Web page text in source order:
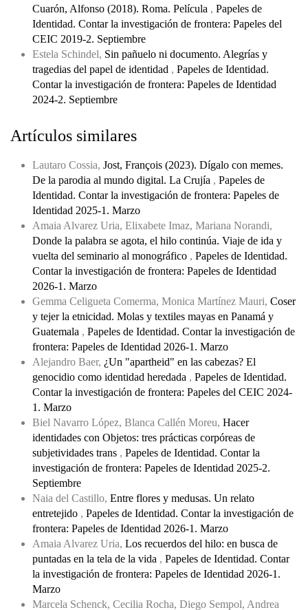
Cuarón, Alfonso (2018). Roma. Película , Papeles de
Identidad. Contar la investigación de frontera: Papeles del
CEIC 2019-2. Septiembre
Estela Schindel, Sin pañuelo ni documento. Alegrías y
tragedias del papel de identidad , Papeles de Identidad.
Contar la investigación de frontera: Papeles de Identidad
2024-2. Septiembre
Artículos similares
Lautaro Cossia, Jost, François (2023). Dígalo con memes.
De la parodia al mundo digital. La Crujía , Papeles de
Identidad. Contar la investigación de frontera: Papeles de
Identidad 2025-1. Marzo
Amaia Alvarez Uria, Elixabete Imaz, Mariana Norandi,
Donde la palabra se agota, el hilo continúa. Viaje de ida y
vuelta del seminario al monográfico , Papeles de Identidad.
Contar la investigación de frontera: Papeles de Identidad
2026-1. Marzo
Gemma Celigueta Comerma, Monica Martínez Mauri, Coser
y tejer la etnicidad. Molas y textiles mayas en Panamá y
Guatemala , Papeles de Identidad. Contar la investigación de
frontera: Papeles de Identidad 2026-1. Marzo
Alejandro Baer, ¿Un "apartheid" en las cabezas? El
genocidio como identidad heredada , Papeles de Identidad.
Contar la investigación de frontera: Papeles del CEIC 2024-
1. Marzo
Biel Navarro López, Blanca Callén Moreu, Hacer
identidades con Objetos: tres prácticas corpóreas de
subjetividades trans , Papeles de Identidad. Contar la
investigación de frontera: Papeles de Identidad 2025-2.
Septiembre
Naia del Castillo, Entre flores y medusas. Un relato
entretejido , Papeles de Identidad. Contar la investigación de
frontera: Papeles de Identidad 2026-1. Marzo
Amaia Alvarez Uria, Los recuerdos del hilo: en busca de
puntadas en la tela de la vida , Papeles de Identidad. Contar
la investigación de frontera: Papeles de Identidad 2026-1.
Marzo
Marcela Schenck, Cecilia Rocha, Diego Sempol, Andrea